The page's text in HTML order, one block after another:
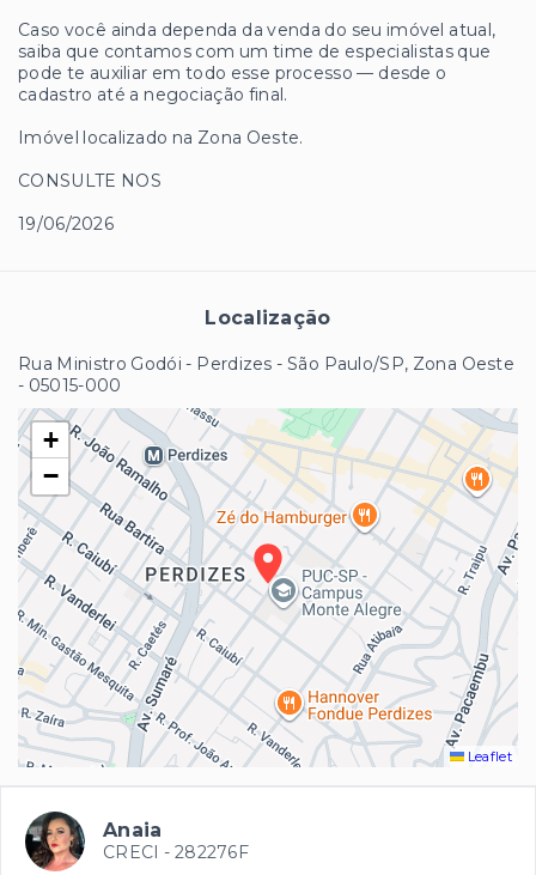
Caso você ainda dependa da venda do seu imóvel atual,
saiba que contamos com um time de especialistas que
pode te auxiliar em todo esse processo — desde o
cadastro até a negociação final.
Imóvel localizado na Zona Oeste.
CONSULTE NOS
19/06/2026
Localização
Rua Ministro Godói - Perdizes - São Paulo/SP, Zona Oeste
- 05015-000
+
−
Leaflet
Anaia
CRECI - 282276F